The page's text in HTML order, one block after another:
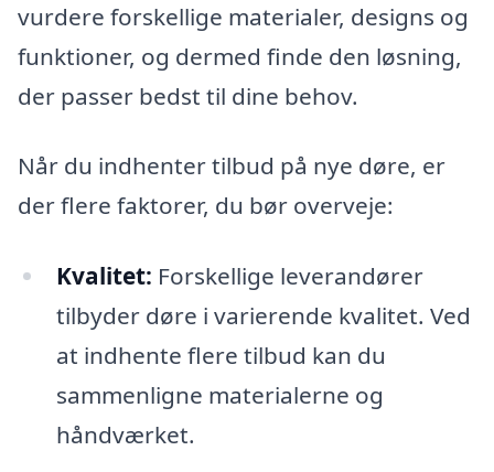
vurdere forskellige materialer, designs og
funktioner, og dermed finde den løsning,
der passer bedst til dine behov.
Når du indhenter tilbud på nye døre, er
der flere faktorer, du bør overveje:
Kvalitet: Forskellige leverandører
tilbyder døre i varierende kvalitet. Ved
at indhente flere tilbud kan du
sammenligne materialerne og
håndværket.